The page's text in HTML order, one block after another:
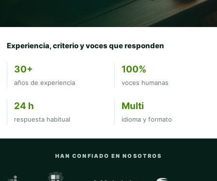
Experiencia, criterio y voces que responden
30+
años de experiencia
100%
voces humanas
24 h
respuesta habitual
Multi
idioma y formato
HAN CONFIADO EN NOSOTROS
Empresas y organizaciones con las